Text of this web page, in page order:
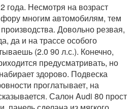
года. Несмотря на возраст
многим автомобилям, тем
Довольно резвая,
да и на трассе особого
(2.0 90 л.с.). Конечно,
предусматривать, но
здорово. Подвеска
проглатывает, на
Салон Audi 80 прост